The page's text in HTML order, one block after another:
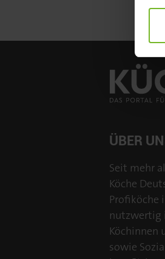
ÜBER
Seit mehr
Köche
Profiköche
nutzwertig
Köchinnen
sowie